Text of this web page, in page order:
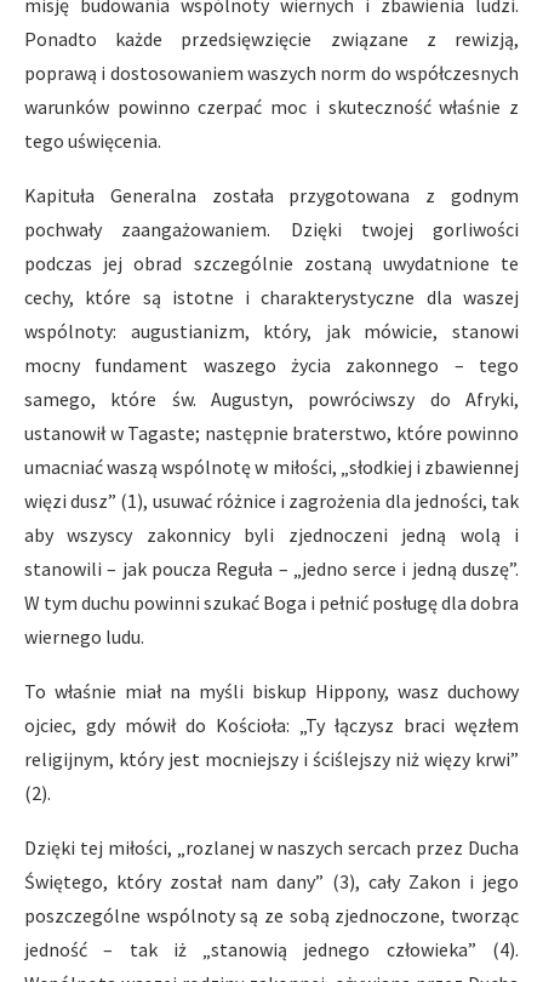
misję budowania wspólnoty wiernych i zbawienia ludzi.
Ponadto każde przedsięwzięcie związane z rewizją,
poprawą i dostosowaniem waszych norm do współczesnych
warunków powinno czerpać moc i skuteczność właśnie z
tego uświęcenia.
Kapituła Generalna została przygotowana z godnym
pochwały zaangażowaniem. Dzięki twojej gorliwości
podczas jej obrad szczególnie zostaną uwydatnione te
cechy, które są istotne i charakterystyczne dla waszej
wspólnoty: augustianizm, który, jak mówicie, stanowi
mocny fundament waszego życia zakonnego – tego
samego, które św. Augustyn, powróciwszy do Afryki,
ustanowił w Tagaste; następnie braterstwo, które powinno
umacniać waszą wspólnotę w miłości, „słodkiej i zbawiennej
więzi dusz” (1), usuwać różnice i zagrożenia dla jedności, tak
aby wszyscy zakonnicy byli zjednoczeni jedną wolą i
stanowili – jak poucza Reguła – „jedno serce i jedną duszę”.
W tym duchu powinni szukać Boga i pełnić posługę dla dobra
wiernego ludu.
To właśnie miał na myśli biskup Hippony, wasz duchowy
ojciec, gdy mówił do Kościoła: „Ty łączysz braci węzłem
religijnym, który jest mocniejszy i ściślejszy niż więzy krwi”
(2).
Dzięki tej miłości, „rozlanej w naszych sercach przez Ducha
Świętego, który został nam dany” (3), cały Zakon i jego
poszczególne wspólnoty są ze sobą zjednoczone, tworząc
jedność – tak iż „stanowią jednego człowieka” (4).